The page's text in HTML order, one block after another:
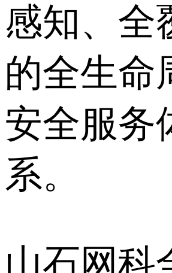
感知、全
的全生命
安全服务
系。
山石网科